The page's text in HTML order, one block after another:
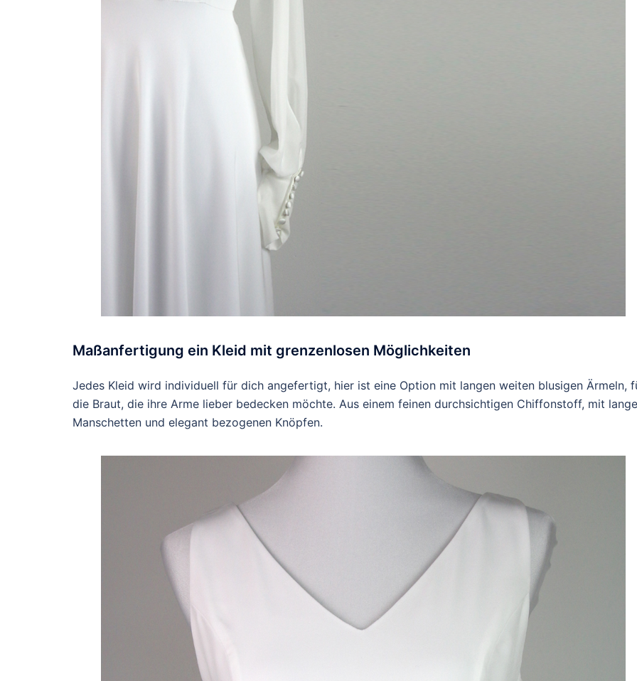
Maßanfertigung ein Kleid mit grenzenlosen Möglichkeiten
Jedes Kleid wird individuell für dich angefertigt, hier ist eine Option mit langen weiten blusigen Ärmeln,
die Braut, die ihre Arme lieber bedecken möchte. Aus einem feinen durchsichtigen Chiffonstoff, mit
Manschetten und elegant bezogenen Knöpfen.